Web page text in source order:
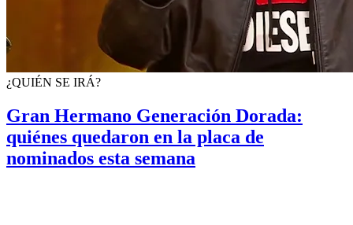
¿QUIÉN SE IRÁ?
Gran Hermano Generación Dorada:
quiénes quedaron en la placa de
nominados esta semana